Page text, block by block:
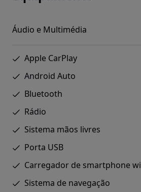
Áudio e Multimédia
Apple CarPlay
Android Auto
Bluetooth
Rádio
Sistema mãos livres
Porta USB
Carregador de smartphone
Sistema de navegação